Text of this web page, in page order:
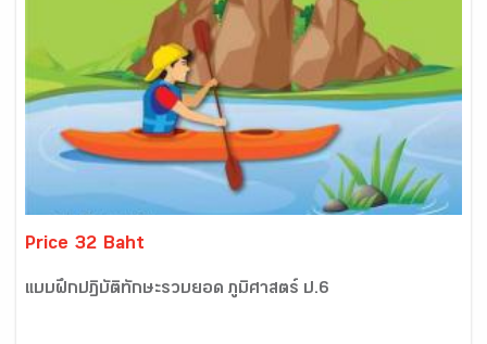
Price 32 Baht
แบบฝึกปฏิบัติทักษะรวบยอด ภูมิศาสตร์ ป.6